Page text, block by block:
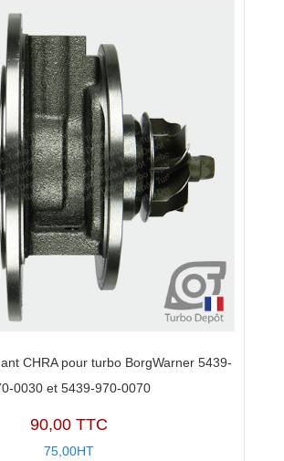
CHRA pour turbo BorgWarner 5439-
0030 et 5439-970-0070
90,00 TTC
75,00HT